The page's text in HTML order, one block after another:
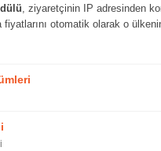
, ziyaretçinin IP adresinden
otomatik olarak o